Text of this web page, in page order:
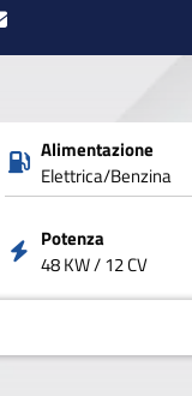
Alimentazione
Elettrica/Benzina
Potenza
48 KW / 12 CV